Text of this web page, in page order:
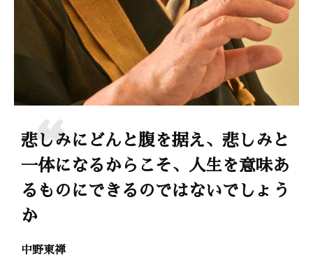
悲しみにどんと腹を据え、悲しみと
一体になるからこそ、人生を意味あ
るものにできるのではないでしょう
か
中野東禅